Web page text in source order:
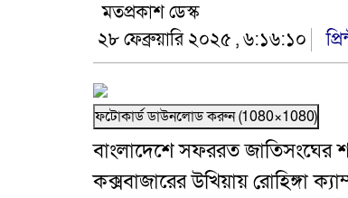
মতপ্রকাশ ডেস্ক
২৮ ফেব্রুয়ারি ২০২৫ , ৬:১৬:১০
ফটোকার্ড ডাউনলোড করুন (1080×1080)
বাংলাদেশে সফররত জাতিসংঘের
কক্সবাজারের উখিয়ায় রোহিঙ্গা